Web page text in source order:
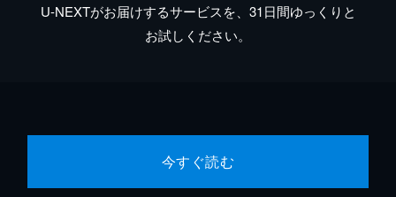
U-NEXTがお届けするサービスを、31日間ゆっくりと
お試しください。
今すぐ読む